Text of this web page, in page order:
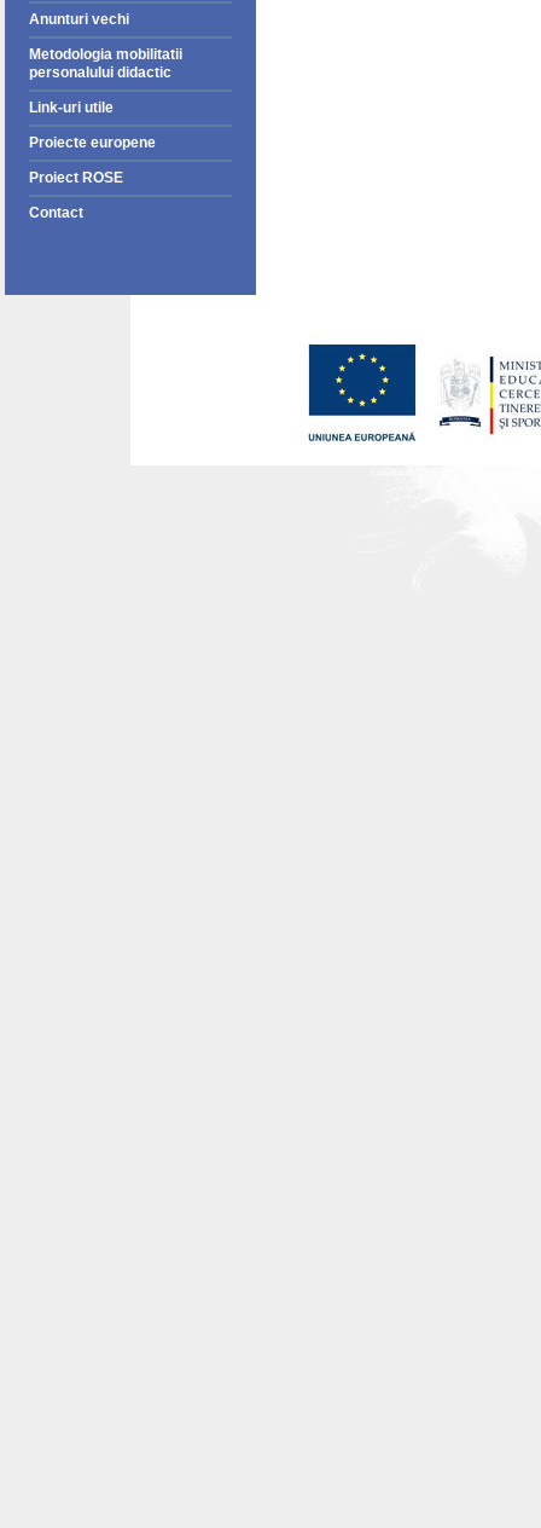
Anunturi vechi
Metodologia mobilitatii
personalului didactic
Link-uri utile
Proiecte europene
Proiect ROSE
Contact